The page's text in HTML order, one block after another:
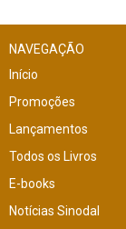
NAVEGAÇÃO
Início
Promoções
Lançamentos
Todos os Livros
E-books
Notícias Sinodal